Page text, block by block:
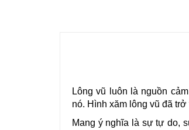
Lông vũ luôn là nguồn
nó. Hình xăm lông vũ đã
Mang ý nghĩa là sự tự do,